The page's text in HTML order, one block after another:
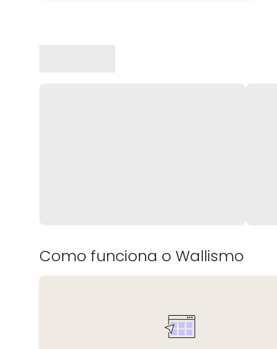
Como funciona o Wallismo